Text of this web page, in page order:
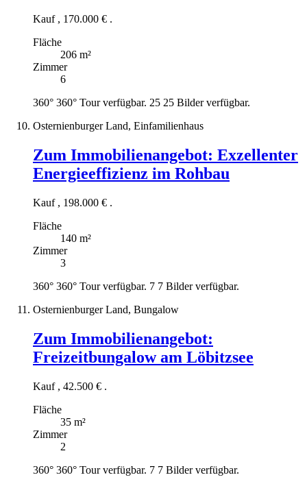
Kauf , 170.000 € .
Fläche
206 m²
Zimmer
6
360° 360° Tour verfügbar. 25 25 Bilder verfügbar.
Osternienburger Land, Einfamilienhaus
Zum Immobilienangebot: Exzellenter
Energieeffizienz im Rohbau
Kauf , 198.000 € .
Fläche
140 m²
Zimmer
3
360° 360° Tour verfügbar. 7 7 Bilder verfügbar.
Osternienburger Land, Bungalow
Zum Immobilienangebot:
Freizeitbungalow am Löbitzsee
Kauf , 42.500 € .
Fläche
35 m²
Zimmer
2
360° 360° Tour verfügbar. 7 7 Bilder verfügbar.